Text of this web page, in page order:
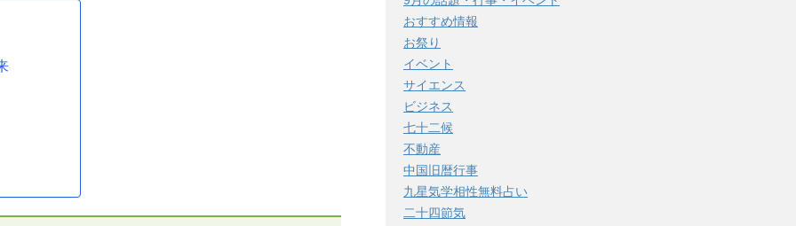
おすすめ情報
お祭り
イベント
サイエンス
ビジネス
七十二候
不動産
中国旧暦行事
九星気学相性無料占い
二十四節気